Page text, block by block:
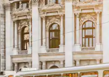
으로 탐색하세요.